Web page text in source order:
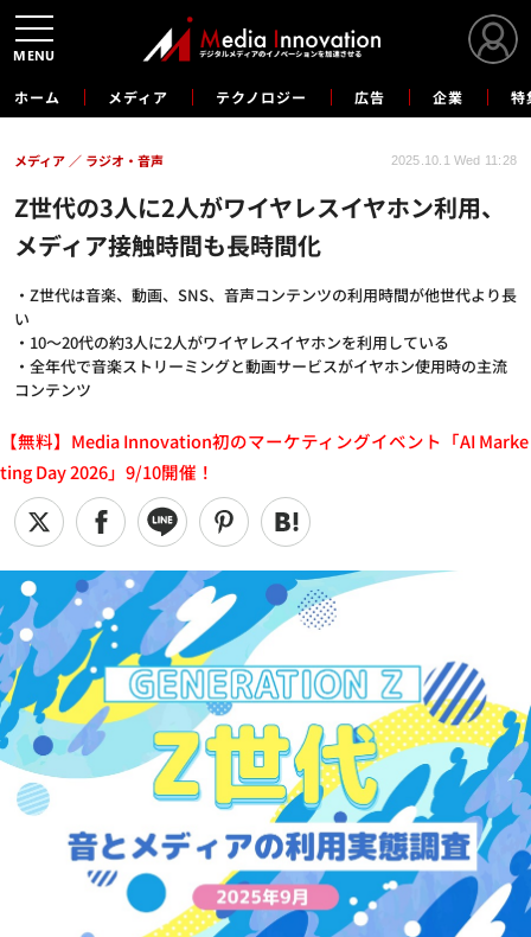
ホーム メディア テクノロジー 広告 企業 特
Z世代の3人に2人がワイヤレスイヤホン利用、
メディア接触時間も長時間化
・Z世代は音楽、動画、SNS、音声コンテンツの利用時間が他世代より長
い
・10～20代の約3人に2人がワイヤレスイヤホンを利用している
・全年代で音楽ストリーミングと動画サービスがイヤホン使用時の主流
コンテンツ
メディア ラジオ・音声 2025.10.1 Wed 11:28
【無料】Media Innovation初のマーケティングイベント「AI Marke
ting Day 2026」9/10開催！
MENU